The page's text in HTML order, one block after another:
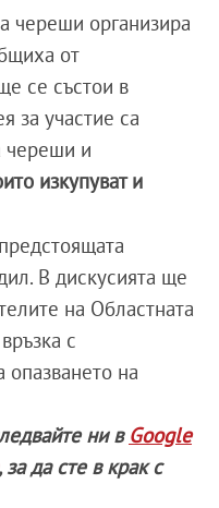
череши организира
от
се състои в
за участие са
череши и
изкупуват и
В дискусията ще
на Областната
с
опазването на
ни в Google
за да сте в крак с